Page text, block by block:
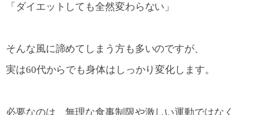
「ダイエットしても全然変わらない」
そんな風に諦めてしまう方も多いのですが、
実は60代からでも身体はしっかり変化します。
必要なのは、無理な食事制限や激しい運動ではなく、